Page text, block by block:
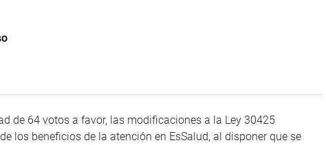
de 64 votos a favor, las modificaciones a la Ley 30425
los beneficios de la atención en EsSalud, al disponer que se